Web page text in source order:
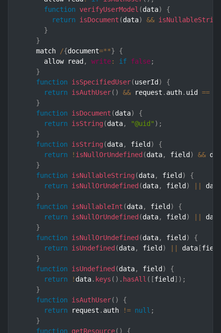
function verifyUserModel (data)
{
return
isDocument (data) && isNullableString
}
}
    match
/{document=**}
{
      allow read
, write: if false;
}
function
isSpecifiedUser(userId )
{
return
isAuthUser( ) && request . auth. uid ==
}
function
isDocument (data)
{
return
isString (data, "@uid" ) ;
}
function
isString (data, field )
{
return
! isNullOrUndefined (data, field ) &&
}
function
isNullableString (data, field )
{
return
isNullOrUndefined (data, field )
data
}
function
isNullableInt (data, field )
{
return
isNullOrUndefined (data, field )
data
}
function
isNullOrUndefined (data, field )
{
return
isUndefined (data, field ) data [field
}
function
isUndefined (data, field )
{
return
! data. keys ( ) . hasAll ( [field ] ) ;
}
function
isAuthUser( )
{
return request . auth != null ;
}
function
getResource( ) {